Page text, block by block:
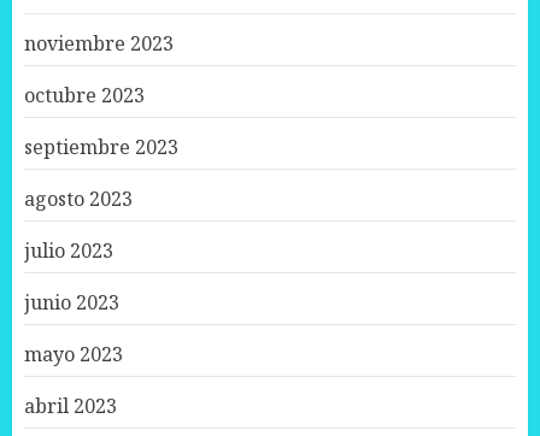
noviembre 2023
octubre 2023
septiembre 2023
agosto 2023
julio 2023
junio 2023
mayo 2023
abril 2023